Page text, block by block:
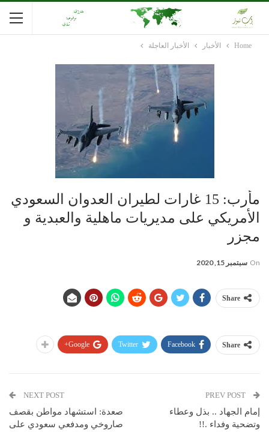
Home الأخبار الأخبار العاجلة
مأرب: 15 غارات لطيران العدوان السعودي
الأمريكي على مديريات ماهلية والعبدية و
مجزر
On سبتمبر 15, 2020
Share
Share
Facebook
Twitter
Google+
إمام الجهاد .. بذل وعطاء
وتضحية وفداء .!!
NEXT POST
صعدة: استشهاد مواطن بقصف
صاروخي ومدفعي سعودي على